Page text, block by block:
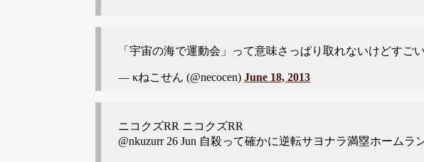
「宇宙の海で運動会」って意味さっぱり取れないけどすご
— κねこせん (@necocen)June 18, 2013
ニコクズRR ニコクズRR
@nkuzurr26 Jun 自殺って確かに逆転サヨナラ満塁ホームラ